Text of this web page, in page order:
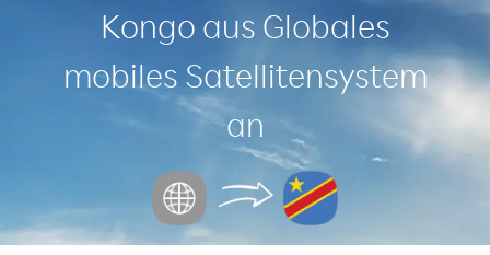
Kongo aus Globales
mobiles Satellitensystem
an